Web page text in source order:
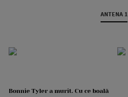
ANTENA 1
Bonnie Tyler a murit. Cu ce boală